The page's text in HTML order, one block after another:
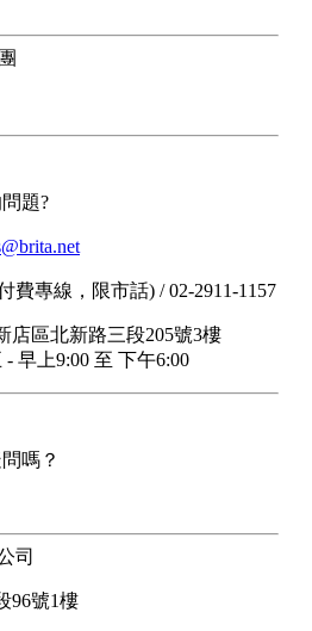
題?
費專線，限市話) / 02-2911-1157
店區北新路三段205號3樓
早上9:00 至 下午6:00
嗎？
司
96號1樓